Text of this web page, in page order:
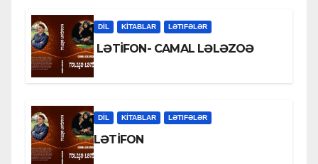
DİL KİTABLAR LƏTIFƏLƏR
LƏTİFON- CAMAL LƏLƏZOƏ
DİL KİTABLAR LƏTIFƏLƏR
LƏTİFON